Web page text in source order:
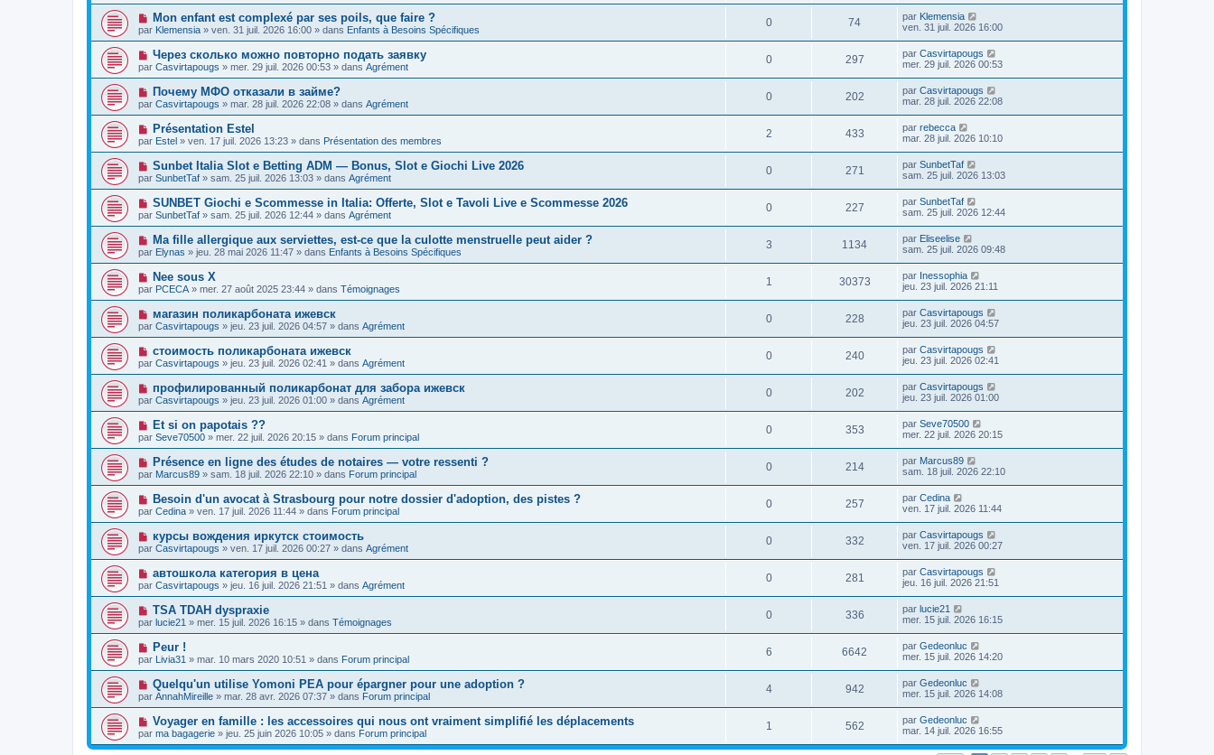
es
a
g
e
u
m
e
s
s
g
e
v
e
a
u
m
e
s
s
a
g
e
N
o
u
v
e
a
u
m
e
s
s
a
g
e
Mon enfant est complexé par ses poils, que faire ?
par Klemensia » ven. 31 juil. 2026 16:00 » dans Enfants à Besoins Spécifiques
0 74 par Klemensia
ven. 31 juil. 2026 16:00
N
o
u
v
e
a
u
m
e
s
s
a
g
e
Через сколько можно повторно подать заявку
par Casvirtapougs » mer. 29 juil. 2026 00:53 » dans Agrément
0 297 par Casvirtapougs
mer. 29 juil. 2026 00:53
N
o
u
v
e
a
u
m
e
s
s
a
g
e
Почему МФО отказали в займе?
par Casvirtapougs » mar. 28 juil. 2026 22:08 » dans Agrément
0 202 par Casvirtapougs
mar. 28 juil. 2026 22:08
N
o
u
v
e
a
u
m
e
s
s
a
g
e
Présentation Estel
par Estel » ven. 17 juil. 2026 13:23 » dans Présentation des membres
2 433 par rebecca
mar. 28 juil. 2026 10:10
N
o
u
v
e
a
u
m
e
s
s
a
g
e
Sunbet Italia Slot e Betting ADM — Bonus, Slot e Giochi Live 2026
par SunbetTaf » sam. 25 juil. 2026 13:03 » dans Agrément
0 271 par SunbetTaf
sam. 25 juil. 2026 13:03
N
o
u
v
e
a
u
m
e
s
a
g
e
SUNBET Giochi e Scommesse in Italia: Offerte, Slot e Tavoli Live e Scommesse 2026
par SunbetTaf » sam. 25 juil. 2026 12:44 » dans Agrément
0 227 par SunbetTaf
sam. 25 juil. 2026 12:44
N
o
u
v
e
a
u
m
e
s
a
g
e
Ma fille allergique aux serviettes, est-ce que la culotte menstruelle peut aider ?
par Elynas » jeu. 28 mai 2026 11:47 » dans Enfants à Besoins Spécifiques
3 1134 par Eliseelise
sam. 25 juil. 2026 09:48
N
o
u
e
a
u
m
e
s
a
g
e
Nee sous X
par PCECA » mer. 27 août 2025 23:44 » dans Témoignages
1 30373 par Inessophia
jeu. 23 juil. 2026 21:11
N
o
u
e
a
u
m
e
s
s
a
g
e
магазин поликарбоната ижевск
par Casvirtapougs » jeu. 23 juil. 2026 04:57 » dans Agrément
0 228 par Casvirtapougs
jeu. 23 juil. 2026 04:57
N
o
u
e
a
u
m
e
s
s
a
g
e
стоимость поликарбоната ижевск
par Casvirtapougs » jeu. 23 juil. 2026 02:41 » dans Agrément
0 240 par Casvirtapougs
jeu. 23 juil. 2026 02:41
N
o
u
v
e
a
u
m
e
s
s
a
g
e
профилированный поликарбонат для забора ижевск
par Casvirtapougs » jeu. 23 juil. 2026 01:00 » dans Agrément
0 202 par Casvirtapougs
jeu. 23 juil. 2026 01:00
N
o
u
v
e
a
u
m
e
s
a
g
e
Et si on papotais ??
par Seve70500 » mer. 22 juil. 2026 20:15 » dans Forum principal
0 353 par Seve70500
mer. 22 juil. 2026 20:15
N
o
u
v
e
a
u
m
e
s
a
g
e
Présence en ligne des études de notaires — votre ressenti ?
par Marcus89 » sam. 18 juil. 2026 22:10 » dans Forum principal
0 214 par Marcus89
sam. 18 juil. 2026 22:10
N
o
u
e
a
u
m
e
s
s
g
e
Besoin d'un avocat à Strasbourg pour notre dossier d'adoption, des pistes ?
par Cedina » ven. 17 juil. 2026 11:44 » dans Forum principal
0 257 par Cedina
ven. 17 juil. 2026 11:44
N
o
u
e
a
u
m
e
s
s
a
g
e
курсы вождения иркутск стоимость
par Casvirtapougs » ven. 17 juil. 2026 00:27 » dans Agrément
0 332 par Casvirtapougs
ven. 17 juil. 2026 00:27
N
o
u
v
a
u
m
e
s
s
a
g
e
автошкола категория в цена
par Casvirtapougs » jeu. 16 juil. 2026 21:51 » dans Agrément
0 281 par Casvirtapougs
jeu. 16 juil. 2026 21:51
N
o
u
v
e
a
u
m
e
s
s
g
e
TSA TDAH dyspraxie
par lucie21 » mer. 15 juil. 2026 16:15 » dans Témoignages
0 336 par lucie21
mer. 15 juil. 2026 16:15
N
o
u
e
a
u
m
e
s
Peur !
par Livia31 » mar. 10 mars 2020 10:51 » dans Forum principal
6 6642 par Gedeonluc
mer. 15 juil. 2026 14:20
N
o
u
v
a
u
Quelqu'un utilise Yomoni PEA pour épargner pour une adoption ?
par AnnahMireille » mar. 28 avr. 2026 07:37 » dans Forum principal
4 942 par Gedeonluc
mer. 15 juil. 2026 14:08
N
o
u
v
Voyager en famille : les accessoires qui nous ont vraiment simplifié les déplacements
par ma bagagerie » jeu. 25 juin 2026 10:05 » dans Forum principal
1 562 par Gedeonluc
mar. 14 juil. 2026 16:55